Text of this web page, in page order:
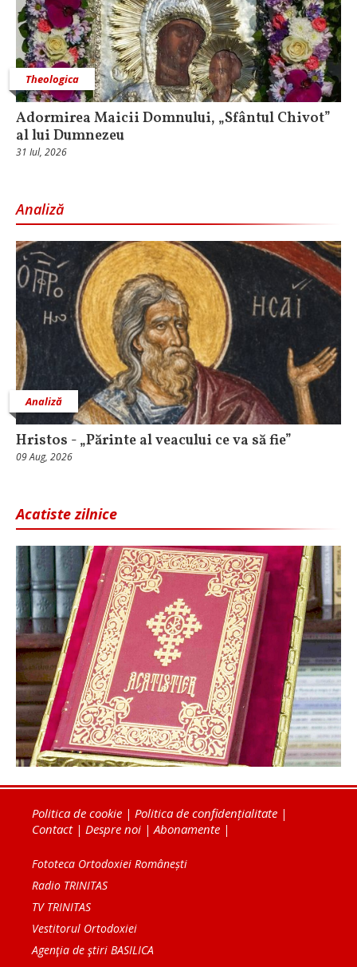
Theologica
Adormirea Maicii Domnului, „Sfântul Chivot”
al lui Dumnezeu
31 Iul, 2026
Analiză
Analiză
Hristos - „Părinte al veacului ce va să fie”
09 Aug, 2026
Acatiste zilnice
Politica de cookie | Politica de confidențialitate |
Contact| Despre noi | Abonamente |
Fototeca Ortodoxiei Românești
Radio TRINITAS
TV TRINITAS
Vestitorul Ortodoxiei
Agenţia de ştiri BASILICA